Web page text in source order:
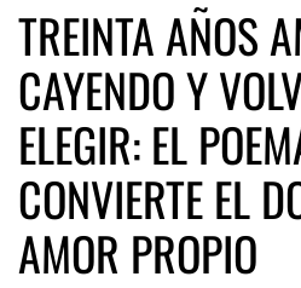
TREINTA AÑOS
CAYENDO Y
ELEGIR: EL
CONVIERTE EL
AMOR PROPIO